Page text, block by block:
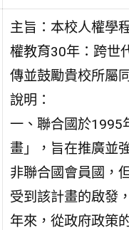
主旨：本校人權學
權教育30年：跨世
傳並鼓勵貴校所屬
說明：
一、聯合國於1995
畫」，旨在推廣並
非聯合國會員國，
受到該計畫的啟發
年來，從政府政策